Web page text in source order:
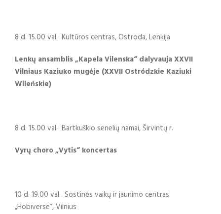
8 d. 15.00 val. Kultūros centras, Ostroda, Lenkija
Lenkų ansamblis „Kapela Vilenska“ dalyvauja XXVII
Vilniaus Kaziuko mugėje (XXVII Ostródzkie Kaziuki
Wileńskie)
8 d. 15.00 val. Bartkuškio senelių namai, Širvintų r.
Vyrų choro „Vytis“ koncertas
10 d. 19.00 val. Sostinės vaikų ir jaunimo centras
„Hobiverse“, Vilnius